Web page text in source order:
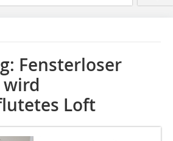
Fensterloser
Loft